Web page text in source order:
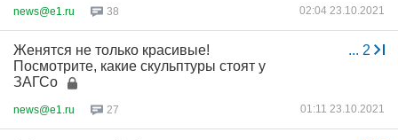
news@e1.ru 38 02:04 23.10.2021
... 2
Женятся не только красивые!
Посмотрите, какие скульптуры стоят у
ЗАГСо
news@e1.ru 27 01:11 23.10.2021